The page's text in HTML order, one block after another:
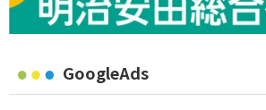
GoogleAds